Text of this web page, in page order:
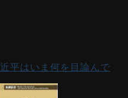
平はいま何を目論んで